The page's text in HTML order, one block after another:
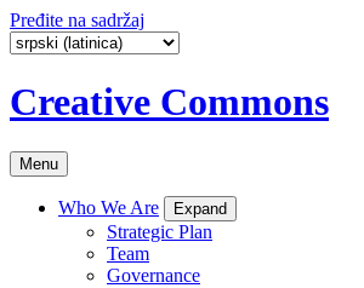
Pređite na sadržaj
Creative Commons
Menu
Who We Are Expand
Strategic Plan
Team
Governance